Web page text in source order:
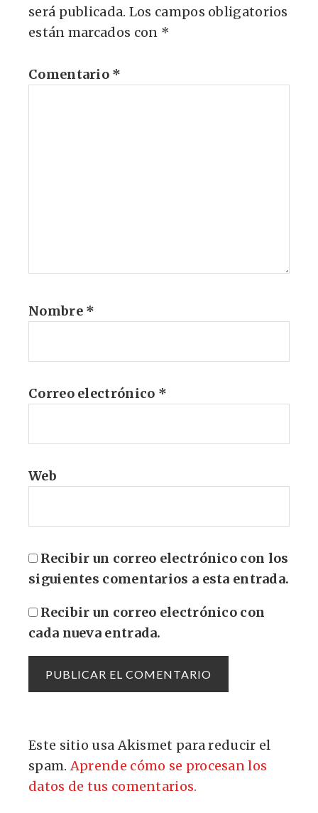
será publicada. Los campos obligatorios
están marcados con *
Comentario *
Nombre *
Correo electrónico *
Web
Recibir un correo electrónico con los
siguientes comentarios a esta entrada.
Recibir un correo electrónico con
cada nueva entrada.
Este sitio usa Akismet para reducir el
spam.Aprende cómo se procesan los
datos de tus comentarios.